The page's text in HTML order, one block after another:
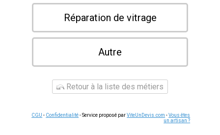
Réparation de vitrage
Autre
Retour à la liste des métiers
CGU - Confidentialité- Service proposé parViteUnDevis.com -Vous êtes
un artisan ?